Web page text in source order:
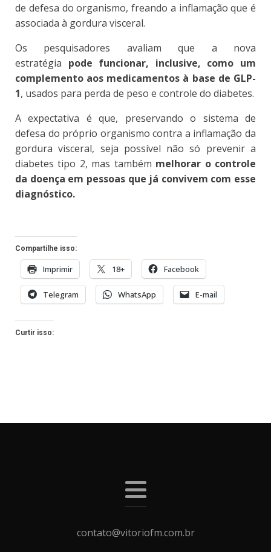
de defesa do organismo, freando a inflamação que é
associada à gordura visceral.
Os pesquisadores avaliam que a nova
estratégia pode funcionar, inclusive, como um
complemento aos medicamentos à base de GLP-
1, usados para perda de peso e controle do diabetes.
A expectativa é que, preservando o sistema de
defesa do próprio organismo contra a inflamação da
gordura visceral, seja possível não só prevenir a
diabetes tipo 2, mas também melhorar o controle
da doença em pessoas que já convivem com esse
diagnóstico.
Compartilhe isso:
Imprimir 18+ Facebook
Telegram WhatsApp E-mail
Curtir isso:
contato@vitoriofm.com.br